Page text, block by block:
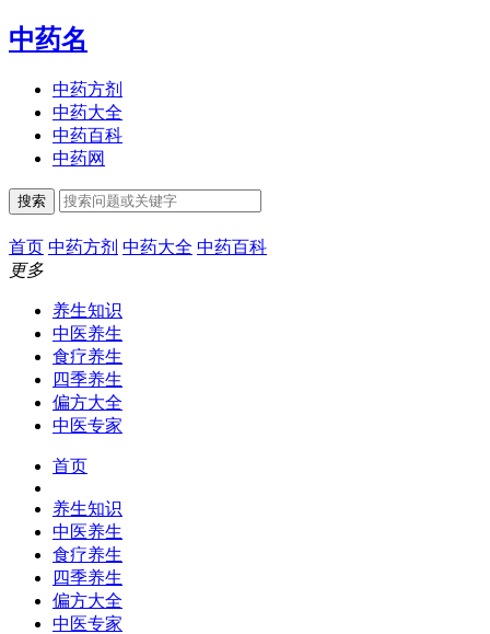
中药名
中药方剂
中药大全
中药百科
中药网
搜索
首页 中药方剂 中药大全 中药百科
更多
养生知识
中医养生
食疗养生
四季养生
偏方大全
中医专家
首页
养生知识
中医养生
食疗养生
四季养生
偏方大全
中医专家